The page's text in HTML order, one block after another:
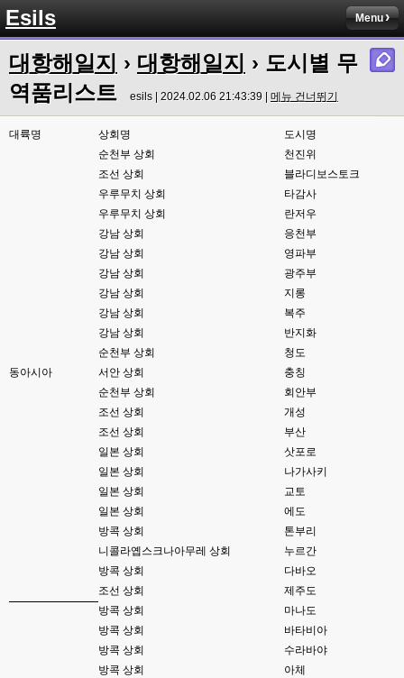
Esils Menu
대항해일지 › 대항해일지 › 도시별 무
역품리스트
esils | 2024.02.06 21:43:39 | 메뉴 건너뛰기
대륙명 상회명 도시명
동아시아
순천부 상회
천진위
조선 상회
블라디보스토크
우루무치 상회
타감사
우루무치 상회
란저우
강남 상회
응천부
강남 상회
영파부
강남 상회
광주부
강남 상회
지롱
강남 상회
복주
강남 상회
반지화
순천부 상회
청도
서안 상회
충칭
순천부 상회
회안부
조선 상회
개성
조선 상회
부산
일본 상회
삿포로
일본 상회
나가사키
일본 상회
교토
일본 상회
에도
방콕 상회
톤부리
니콜라옙스크나아무레 상회
누르간
방콕 상회
다바오
조선 상회
제주도
방콕 상회
마나도
방콕 상회
바타비아
방콕 상회
수라바야
방콕 상회
아체
esils 23:34
esils
생각나는것중에 편의성좀 가춰볼려고했는데 만족 될련지는 몰겠습니다 하핫
고게임77
맞아요. 저도 실시간체팅 쓰는데 이게지원해주는곳에서 소켓끈키면 작동이 안
되서ㅎ-ㅎ 이건 나름대로 실시간 지원이 잘되는거같네요
어짜피 접속자도 없어서,......쿨럭
전 혼자라 ..
위에 접속자가 1로 한명만 보이는군요 하핫 ;;;
그래도 이번에 사이트 방향 잘잡으셨네요!!! 저처럼 웹게임 좋아하는 연배..도
서버날려먹으면서 웹게임 소스들 분실도 많은데